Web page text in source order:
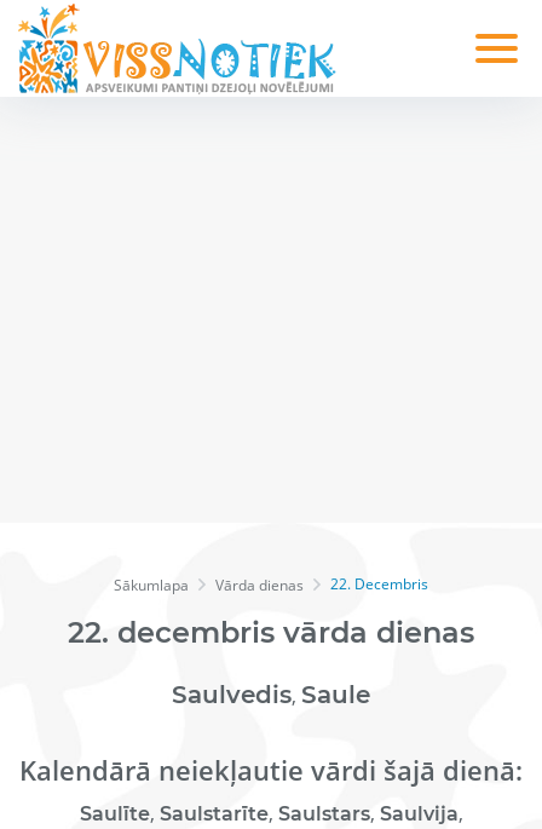
Sākumlapa Vārda dienas 22. Decembris
22. decembris vārda dienas
Saulvedis, Saule
Kalendārā neiekļautie vārdi šajā dienā:
Saulīte, Saulstarīte, Saulstars, Saulvija,